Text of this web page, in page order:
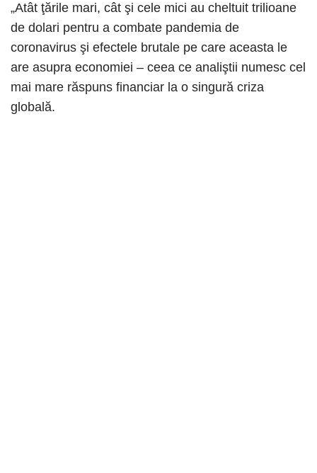
„Atât ţările mari, cât şi cele mici au cheltuit trilioane
de dolari pentru a combate pandemia de
coronavirus şi efectele brutale pe care aceasta le
are asupra economiei – ceea ce analiştii numesc cel
mai mare răspuns financiar la o singură criza
globală.